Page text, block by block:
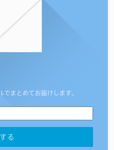
まとめてお届けします。